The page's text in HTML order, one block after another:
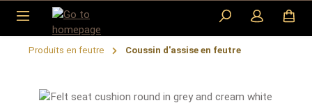
Skip to main content
Produits en feutre Coussin d'assise en feutre
Skip image gallery